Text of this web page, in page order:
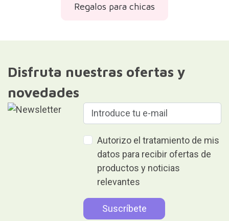
Regalos para chicas
Disfruta nuestras ofertas y
novedades
Autorizo el tratamiento de mis
datos para recibir ofertas de
productos y noticias
relevantes